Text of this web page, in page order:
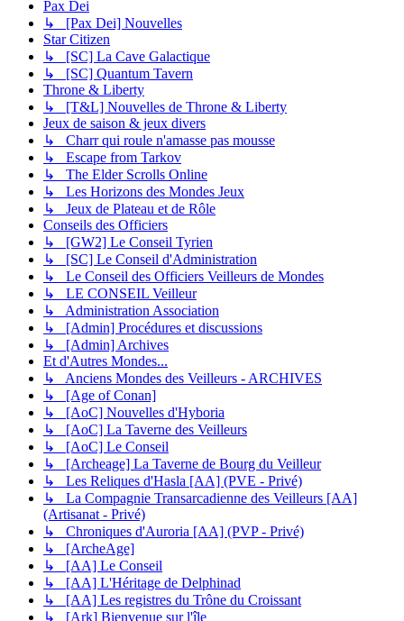
Pax Dei
↳ [Pax Dei] Nouvelles
Star Citizen
↳ [SC] La Cave Galactique
↳ [SC] Quantum Tavern
Throne & Liberty
↳ [T&L] Nouvelles de Throne & Liberty
Jeux de saison & jeux divers
↳ Charr qui roule n'amasse pas mousse
↳ Escape from Tarkov
↳ The Elder Scrolls Online
↳ Les Horizons des Mondes Jeux
↳ Jeux de Plateau et de Rôle
Conseils des Officiers
↳ [GW2] Le Conseil Tyrien
↳ [SC] Le Conseil d'Administration
↳ Le Conseil des Officiers Veilleurs de Mondes
↳ LE CONSEIL Veilleur
↳ Administration Association
↳ [Admin] Procédures et discussions
↳ [Admin] Archives
Et d'Autres Mondes...
↳ Anciens Mondes des Veilleurs - ARCHIVES
↳ [Age of Conan]
↳ [AoC] Nouvelles d'Hyboria
↳ [AoC] La Taverne des Veilleurs
↳ [AoC] Le Conseil
↳ [Archeage] La Taverne de Bourg du Veilleur
↳ Les Reliques d'Hasla [AA] (PVE - Privé)
↳ La Compagnie Transarcadienne des Veilleurs [AA]
(Artisanat - Privé)
↳ Chroniques d'Auroria [AA] (PVP - Privé)
↳ [ArcheAge]
↳ [AA] Le Conseil
↳ [AA] L'Héritage de Delphinad
↳ [AA] Les registres du Trône du Croissant
↳ [Ark] Bienvenue sur l'île